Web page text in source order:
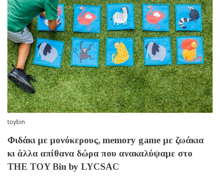
toybin
Φιδάκι με μονόκερους, memory game με ζωάκια
κι άλλα απίθανα δώρα που ανακαλύψαμε στο
THE TOY Bin by LYCSAC